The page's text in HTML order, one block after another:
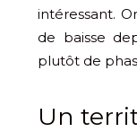
intéressant.
de baisse
plutôt de
Un